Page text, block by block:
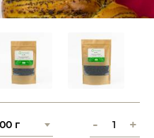
- +